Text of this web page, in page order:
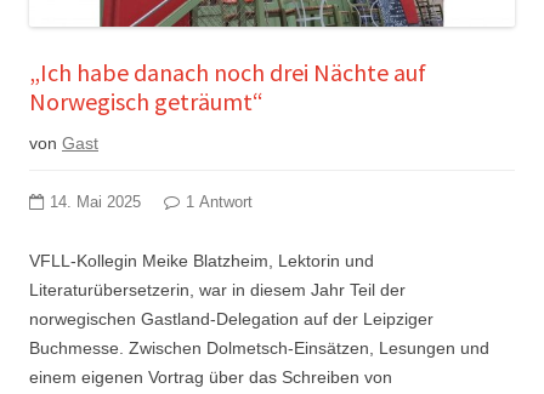
„Ich habe danach noch drei Nächte auf
Norwegisch geträumt“
von Gast
14. Mai 2025 1 Antwort
VFLL-Kollegin Meike Blatzheim, Lektorin und
Literaturübersetzerin, war in diesem Jahr Teil der
norwegischen Gastland-Delegation auf der Leipziger
Buchmesse. Zwischen Dolmetsch-Einsätzen, Lesungen und
einem eigenen Vortrag über das Schreiben von